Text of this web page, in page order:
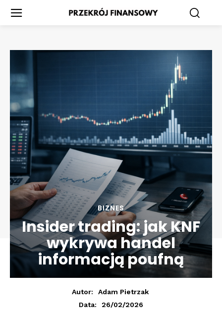
BIZNES
Insider trading: jak KNF
wykrywa handel
informacją poufną
Autor:
Adam Pietrzak
Data:
26/02/2026